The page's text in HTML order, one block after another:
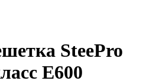
SteePro
E600